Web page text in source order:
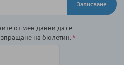
Записване
от мен данни да се
на бюлетин.